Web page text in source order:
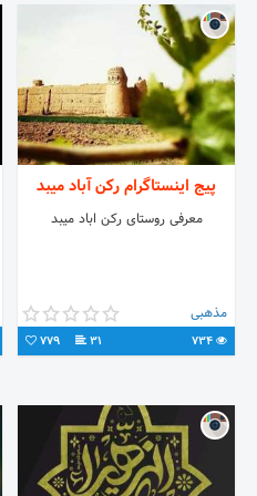
پیج اینستاگرام رکن آباد میبد
معرفی روستای رکن اباد میبد
مذهبی
31
779